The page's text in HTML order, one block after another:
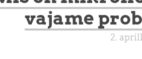
vajame
2.